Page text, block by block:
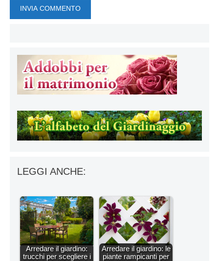
LEGGI ANCHE:
Arredare il giardino:
trucchi per scegliere i
Arredare il giardino: le
piante rampicanti per